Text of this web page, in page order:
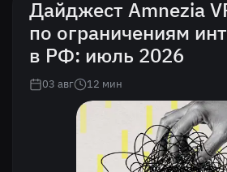
Дайджест Amnezia
по ограничениям
в РФ: июль 2026
03 авг 12 мин